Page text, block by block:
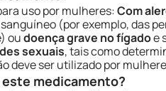
uso por mulheres:Com
(por exemplo, das
oudoença grave no fígadoe
sexuais, tais como
deve ser utilizado por
medicamento?